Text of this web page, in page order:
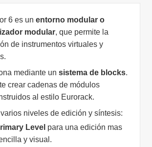
6 es unentorno modular o
modular, que permite la
de instrumentos virtuales y
mediante unsistema de blocks.
crear cadenas de módulos
al estilo Eurorack.
niveles de edición y síntesis:
Level para una edición mas
y visual.